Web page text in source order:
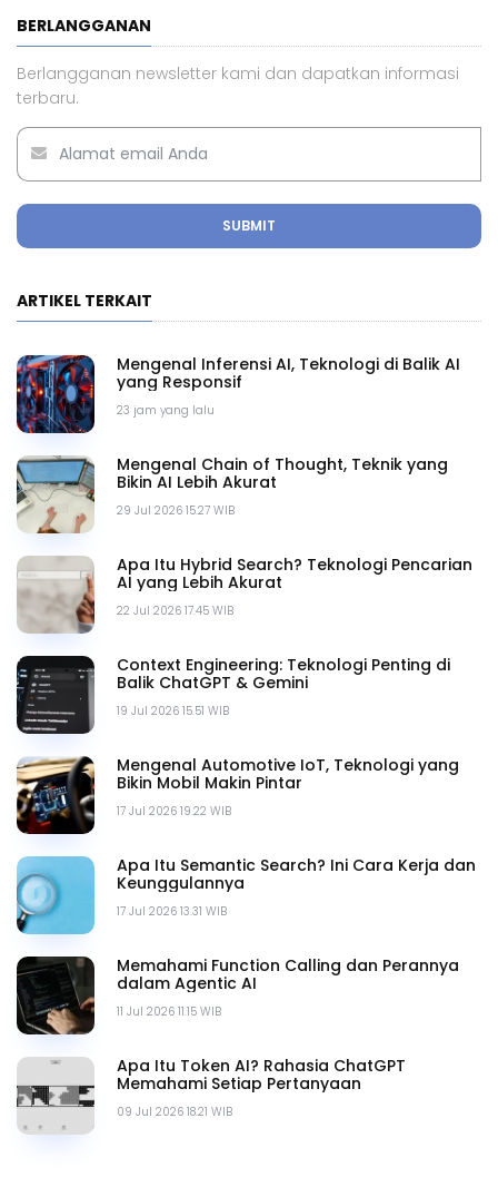
BERLANGGANAN
Berlangganan newsletter kami dan dapatkan informasi
terbaru.
SUBMIT
ARTIKEL TERKAIT
23 jam yang lalu
Mengenal Inferensi AI, Teknologi di Balik AI
yang Responsif
29 Jul 2026 15.27 WIB
Mengenal Chain of Thought, Teknik yang
Bikin AI Lebih Akurat
22 Jul 2026 17.45 WIB
Apa Itu Hybrid Search? Teknologi Pencarian
AI yang Lebih Akurat
19 Jul 2026 15.51 WIB
Context Engineering: Teknologi Penting di
Balik ChatGPT & Gemini
17 Jul 2026 19.22 WIB
Mengenal Automotive IoT, Teknologi yang
Bikin Mobil Makin Pintar
17 Jul 2026 13.31 WIB
Apa Itu Semantic Search? Ini Cara Kerja dan
Keunggulannya
11 Jul 2026 11.15 WIB
Memahami Function Calling dan Perannya
dalam Agentic AI
09 Jul 2026 18.21 WIB
Apa Itu Token AI? Rahasia ChatGPT
Memahami Setiap Pertanyaan